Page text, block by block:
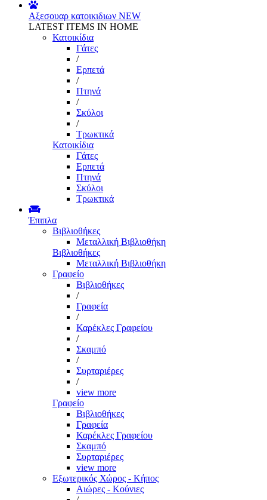
Αξεσουαρ κατοικιδιων NEW
LATEST ITEMS IN HOME
Κατοικίδια
Γάτες
/
Ερπετά
/
Πτηνά
/
Σκύλοι
/
Τρωκτικά
Κατοικίδια
Γάτες
Ερπετά
Πτηνά
Σκύλοι
Τρωκτικά
Έπιπλα
Βιβλιοθήκες
Μεταλλική Βιβλιοθήκη
Βιβλιοθήκες
Μεταλλική Βιβλιοθήκη
Γραφείο
Βιβλιοθήκες
/
Γραφεία
/
Καρέκλες Γραφείου
/
Σκαμπό
/
Συρταριέρες
/
view more
Γραφείο
Βιβλιοθήκες
Γραφεία
Καρέκλες Γραφείου
Σκαμπό
Συρταριέρες
view more
Εξωτερικός Χώρος - Κήπος
Αιώρες - Κούνιες